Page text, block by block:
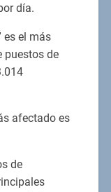
día.
es el más
puestos de
afectado es
de